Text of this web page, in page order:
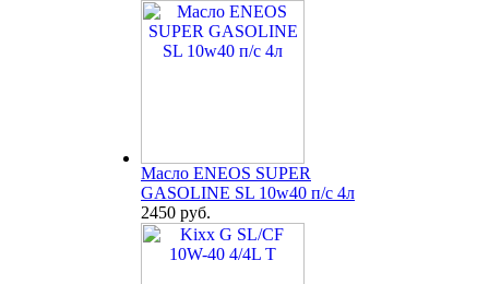
Масло ENEOS SUPER
GASOLINE SL 10w40 п/с 4л
2450 руб.